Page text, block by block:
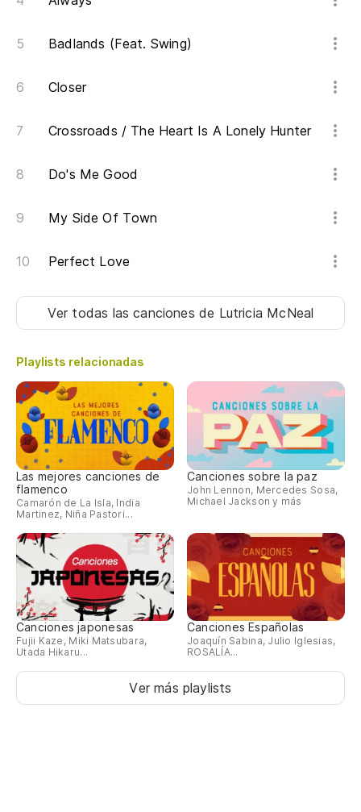
Badlands (Feat. Swing)
Closer
Crossroads / The Heart Is A Lonely Hunter
Do's Me Good
My Side Of Town
Perfect Love
Ver todas las cancionesde Lutricia McNeal
Playlists relacionadas
Las mejores canciones de
flamenco
Camarón de La Isla, India
Martinez, Niña Pastori...
Canciones sobre la paz
John Lennon, Mercedes Sosa,
Michael Jackson y más
Canciones japonesas
Fujii Kaze, Miki Matsubara,
Utada Hikaru...
Canciones Españolas
Joaquín Sabina, Julio Iglesias,
ROSALÍA...
Ver más playlists